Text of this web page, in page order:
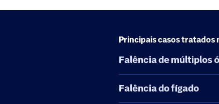
Principais casos tratados
Falência de múltiplos
Falência do fígado